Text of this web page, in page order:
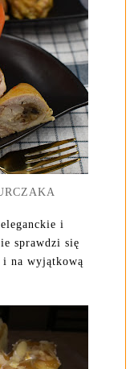
i
sprawdzi się
i na wyjątkową